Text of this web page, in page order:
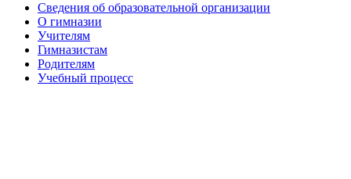
Сведения об образовательной организации
О гимназии
Учителям
Гимназистам
Родителям
Учебный процесс